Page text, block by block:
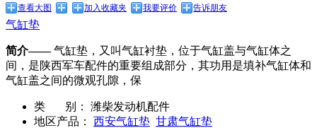
查看大图 加入收藏夹 我要评价 告诉朋友
气缸垫
简介——气缸垫，又叫气缸衬垫，位于气缸盖与气缸体之
间，是陕西军车配件的重要组成部分，其功用是填补气缸体和
气缸盖之间的微观孔隙，保
类 别：
潍柴发动机配件
地区产品：
西安气缸垫 甘肃气缸垫